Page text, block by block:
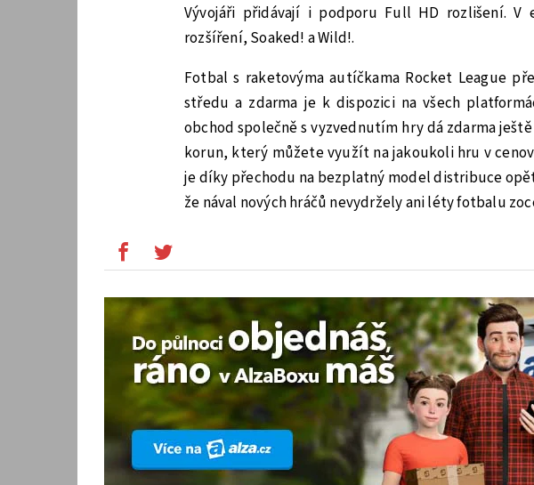
Vývojáři přidávají i podporu Full HD rozlišení.
rozšíření, Soaked! a Wild!.
Fotbal s raketovýma autíčkama Rocket League
středu a zdarma je k dispozici na všech
obchod společně s vyzvednutím hry dá zdarma
korun, který můžete využít na jakoukoli hru v
je díky přechodu na bezplatný model distribuce
že nával nových hráčů nevydržely ani léty fotbalu